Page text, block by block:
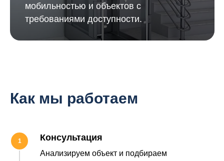
мобильностью и объектов с
требованиями доступности.
Как мы работаем
Консультация
Анализируем объект и подбираем